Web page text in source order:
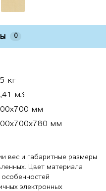
0
кг
м3
мм
мм
вес и габаритные размеры
Цвет материала
электронных